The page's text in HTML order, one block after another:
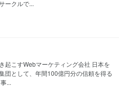
ークルで...
起こすWebマーケティング会社 日本を
団として、年間100億円分の信頼を得る
...